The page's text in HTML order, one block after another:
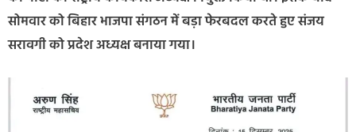
सोमवार को बिहार भाजपा संगठन में बड़ा फेरबदल करते हुए संजय
सरावगी को प्रदेश अध्यक्ष बनाया गया।